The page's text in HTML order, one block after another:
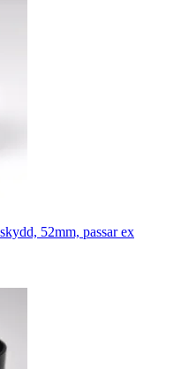
52mm, passar ex